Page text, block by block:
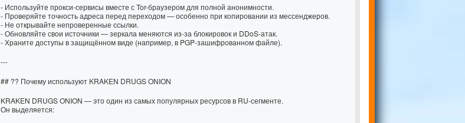
- Используйте прокси-сервисы вместе с Tor-браузером для полной анонимности.
- Проверяйте точность адреса перед переходом — особенно при копировании из мессенджеров.
- Не открывайте непроверенные ссылки.
- Обновляйте свои источники — зеркала меняются из-за блокировок и DDoS-атак.
- Храните доступы в защищённом виде (например, в PGP-зашифрованном файле).
---
## ?? Почему используют KRAKEN DRUGS ONION
KRAKEN DRUGS ONION — это один из самых популярных ресурсов в RU-сегменте.
Он выделяется: